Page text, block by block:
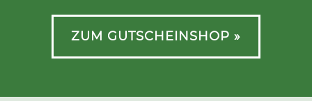
ZUM GUTSCHEINSHOP »